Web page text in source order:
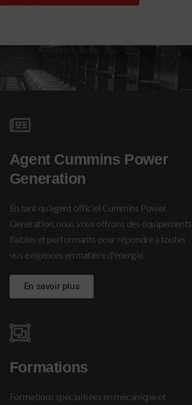
Agent Cummins Power
Generation
En tant qu'agent officiel Cummins Power
Generation, nous vous offrons des équipements
fiables et performants pour répondre à toutes
vos exigences en matière d'énergie.
En savoir plus
Formations
Formations spécialisées en mécanique et